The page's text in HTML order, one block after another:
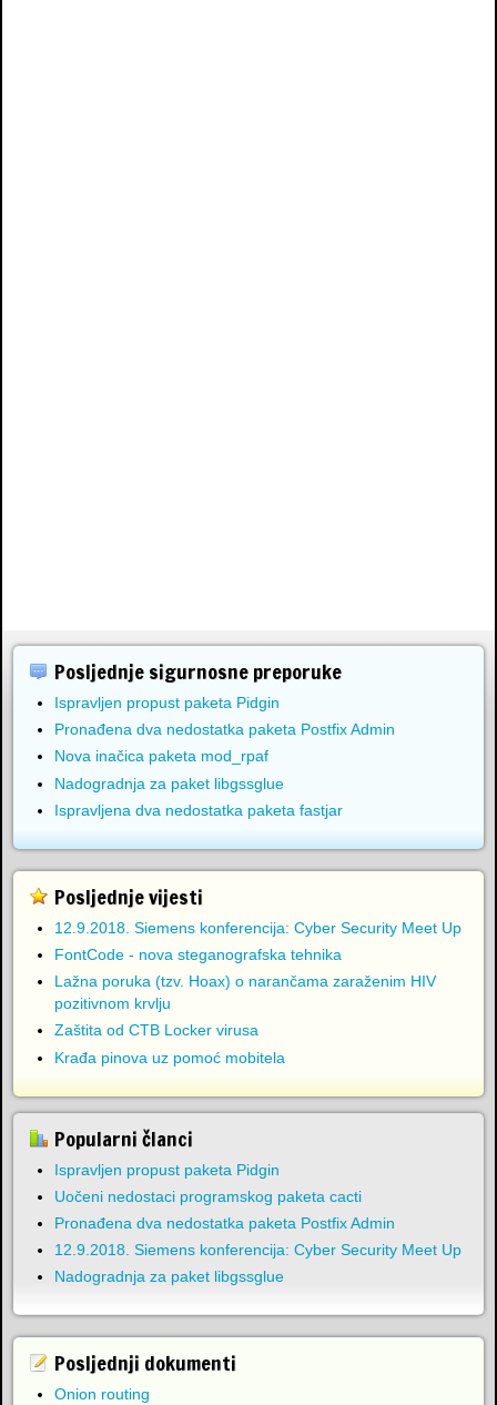
Posljednje sigurnosne preporuke
Ispravljen propust paketa Pidgin
Pronađena dva nedostatka paketa Postfix Admin
Nova inačica paketa mod_rpaf
Nadogradnja za paket libgssglue
Ispravljena dva nedostatka paketa fastjar
Posljednje vijesti
12.9.2018. Siemens konferencija: Cyber Security Meet Up
FontCode - nova steganografska tehnika
Lažna poruka (tzv. Hoax) o narančama zaraženim HIV
pozitivnom krvlju
Zaštita od CTB Locker virusa
Krađa pinova uz pomoć mobitela
Popularni članci
Ispravljen propust paketa Pidgin
Uočeni nedostaci programskog paketa cacti
Pronađena dva nedostatka paketa Postfix Admin
12.9.2018. Siemens konferencija: Cyber Security Meet Up
Nadogradnja za paket libgssglue
Posljednji dokumenti
Onion routing